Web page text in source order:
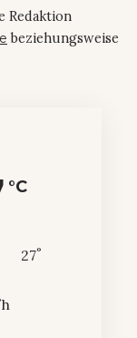
Redaktion
beziehungsweise
°C
27°